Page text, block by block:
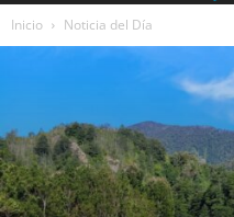
Inicio Noticia del Día